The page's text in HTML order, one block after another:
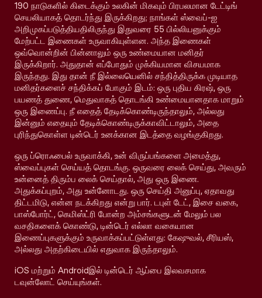
190 நாடுகளில் கிடைக்கும் உலகின் மிகவும் பிரபலமான டேட்டிங்
செயலியாகத் தொடர்ந்து இருக்கிறது; நாங்கள் ஸ்வைப்-ஐ
அறிமுகப்படுத்தியதிலிருந்து இதுவரை 55 பில்லியனுக்கும்
மேற்பட்ட இணைகள் உருவாகியுள்ளன. அந்த இணைகள்
ஒவ்வொன்றின் பின்னாலும் ஒரு உண்மையான மனிதர்
இருக்கிறார். அதுதான் எப்போதும் முக்கியமான விசயமாக
இருந்தது. இது தான் நீ இல்லையெனில் சந்தித்திருக்க முடியாத
மனிதர்களைச் சந்திக்கப் போகும் இடம்: ஒரு புதிய கிரஷ், ஒரு
பயணத் துணை, மெதுவாகத் தொடங்கி உண்மையானதாக மாறும்
ஒரு இணைப்பு. நீ எதைத் தேடிக்கொண்டிருந்தாலும், அல்லது
இன்னும் எதையும் தேடிக்கொண்டிருக்காவிட்டாலும், அதை
புரிந்துகொள்ள டின்டெர் உனக்கான இடத்தை வழங்குகிறது.
ஒரு ப்ரொஃபைல் உருவாக்கி, உன் விருப்பங்களை அமைத்து,
ஸ்வைப்புகள் செய்யத் தொடங்கு. ஒருவரை லைக் செய்து, அவரும்
உன்னைத் திரும்ப லைக் செய்தால், அது ஒரு இணை.
அதுக்கப்புறம், அது உன்னோடது. ஒரு செய்தி அனுப்பு, ஏதாவது
திட்டமிடு, என்ன நடக்கிறது என்று பார். டபுள் டேட், இசை வகை,
பாஸ்போர்ட், கெமிஸ்ட்ரி போன்ற அம்சங்களுடன் மேலும் பல
வசதிகளைக் கொண்டு, டின்டெர் எல்லா வகையான
இணைப்புகளுக்கும் உருவாக்கப்பட்டுள்ளது: கேஷுவல், சீரியஸ்,
அல்லது அதற்கிடையில் எதுவாக இருந்தாலும்.
iOS மற்றும் Androidஇல் டின்டெர் ஆப்பை இலவசமாக
டவுன்லோட் செய்யுங்கள்.